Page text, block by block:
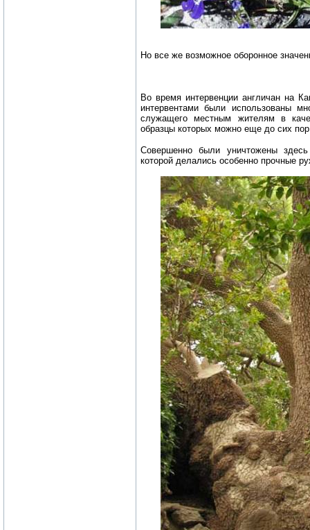
Но все же возможное оборонное
Во время интервенции англичан на
интервентами были использованы
служащего местным жителям в
образцы которых можно еще до сих
Совершенно были уничтожены
которой делались особенно прочные